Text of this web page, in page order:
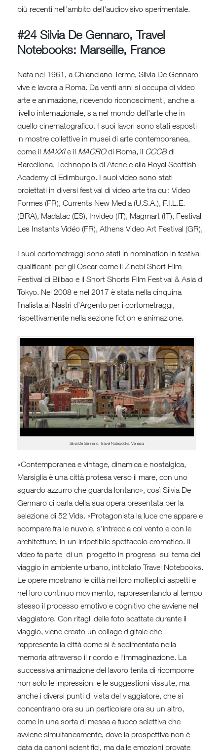
più recenti nell’ambito dell’audiovisivo sperimentale.
#24 Silvia De Gennaro, Travel
Notebooks: Marseille, France
Nata nel 1961, a Chianciano Terme, Silvia De Gennaro
vive e lavora a Roma. Da venti anni si occupa di video
arte e animazione, ricevendo riconoscimenti, anche a
livello internazionale, sia nel mondo dell’arte che in
quello cinematografico. I suoi lavori sono stati esposti
in mostre collettive in musei di arte contemporanea,
come il MAXXIe il MACROdi Roma, il CCCBdi
Barcellona, Technopolis di Atene e alla Royal Scottish
Academy di Edimburgo. I suoi video sono stati
proiettati in diversi festival di video arte tra cui: Video
Formes (FR), Currents New Media (U.S.A.), F.I.L.E.
(BRA), Madatac (ES), Invideo (IT), Magmart (IT), Festival
Les Instants Vidéo (FR), Athens Video Art Festival (GR),
I suoi cortometraggi sono stati in nomination in festival
qualificanti per gli Oscar come il Zinebi Short Film
Festival di Bilbao e il Short Shorts Film Festival & Asia di
Tokyo. Nel 2008 e nel 2017 è stata nella cinquina
finalista ai Nastri d’Argento per i cortometraggi,
rispettivamente nella sezione fiction e animazione.
Silvia De Gennaro, Travel Notebooks, Venezia
«Contemporanea e vintage, dinamica e nostalgica,
Marsiglia è una città protesa verso il mare, con uno
sguardo azzurro che guarda lontano», così Silvia De
Gennaro ci parla della sua opera presentata per la
selezione di 52 Vids. «Protagonista la luce che appare e
scompare fra le nuvole, s’intreccia col vento e con le
architetture, in un irripetibile spettacolo cromatico. Il
video fa parte di un progetto in progress sul tema del
viaggio in ambiente urbano, intitolato Travel Notebooks.
Le opere mostrano le città nei loro molteplici aspetti e
nel loro continuo movimento, rappresentando al tempo
stesso il processo emotivo e cognitivo che avviene nel
viaggiatore. Con ritagli delle foto scattate durante il
viaggio, viene creato un collage digitale che
rappresenta la città come si è sedimentata nella
memoria attraverso il ricordo e l’immaginazione. La
successiva animazione del lavoro tenta di ricomporre
non solo le impressioni e le suggestioni vissute, ma
anche i diversi punti di vista del viaggiatore, che si
concentrano ora su un particolare ora su un altro,
come in una sorta di messa a fuoco selettiva che
avviene simultaneamente, dove la prospettiva non è
data da canoni scientifici, ma dalle emozioni provate